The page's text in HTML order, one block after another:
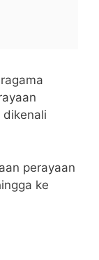
dikenali
perayaan
ke